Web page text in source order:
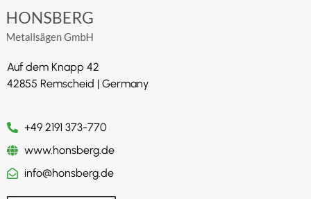
Auf dem Knapp 42
42855 Remscheid | Germany
+49 2191 373-770
www.honsberg.de
info@honsberg.de